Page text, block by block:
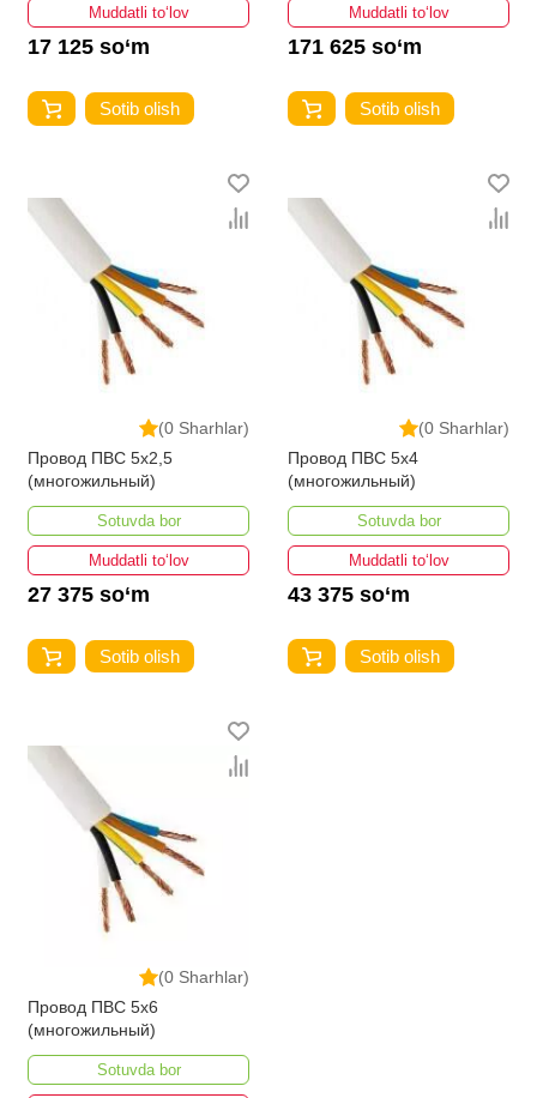
Muddatli to‘lov
17 125 so‘m
Sotib olish
Muddatli to‘lov
171 625 so‘m
Sotib olish
(0 Sharhlar)
Провод ПВС 5х2,5
(многожильный)
Sotuvda bor
Muddatli to‘lov
27 375 so‘m
Sotib olish
(0 Sharhlar)
Провод ПВС 5х4
(многожильный)
Sotuvda bor
Muddatli to‘lov
43 375 so‘m
Sotib olish
(0 Sharhlar)
Провод ПВС 5х6
(многожильный)
Sotuvda bor